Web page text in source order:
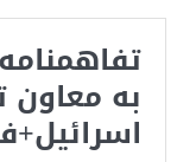
به